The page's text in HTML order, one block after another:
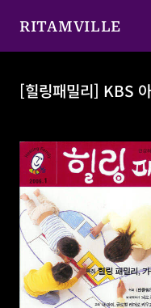
RITAMVILLE
[힐링패밀리] KBS